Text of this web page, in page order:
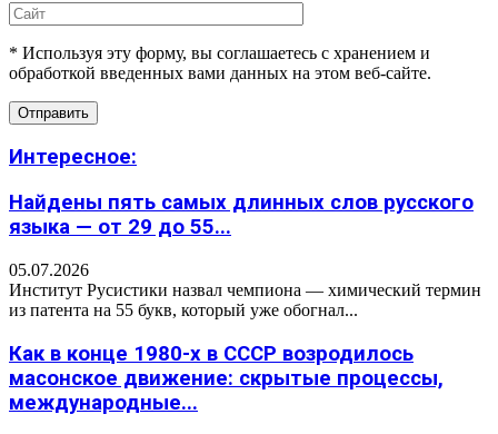
* Используя эту форму, вы соглашаетесь с хранением и
обработкой введенных вами данных на этом веб-сайте.
Интересное:
Найдены пять самых длинных слов русского
языка — от 29 до 55...
05.07.2026
Институт Русистики назвал чемпиона — химический термин
из патента на 55 букв, который уже обогнал...
Как в конце 1980-х в СССР возродилось
масонское движение: скрытые процессы,
международные...